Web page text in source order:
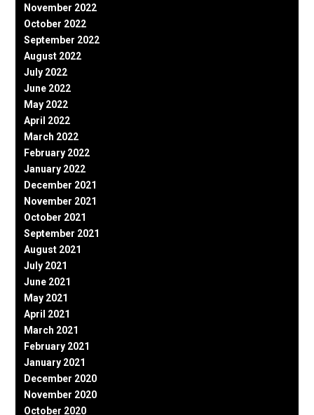
November 2022
October 2022
September 2022
August 2022
July 2022
June 2022
May 2022
April 2022
March 2022
February 2022
January 2022
December 2021
November 2021
October 2021
September 2021
August 2021
July 2021
June 2021
May 2021
April 2021
March 2021
February 2021
January 2021
December 2020
November 2020
October 2020